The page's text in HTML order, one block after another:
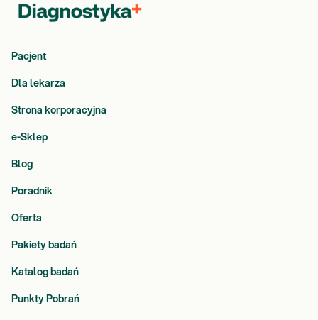
Pacjent
Dla lekarza
Strona korporacyjna
e-Sklep
Blog
Poradnik
Oferta
Pakiety badań
Katalog badań
Punkty Pobrań